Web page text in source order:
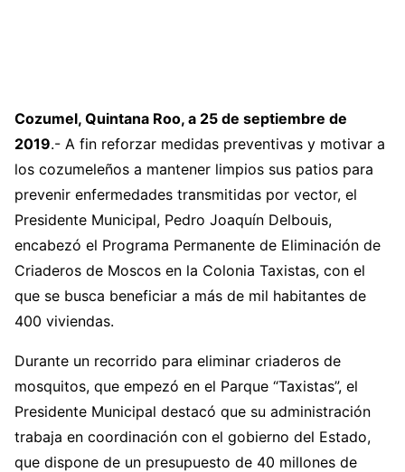
Cozumel, Quintana Roo, a 25 de septiembre de
2019.- A fin reforzar medidas preventivas y motivar a
los cozumeleños a mantener limpios sus patios para
prevenir enfermedades transmitidas por vector, el
Presidente Municipal, Pedro Joaquín Delbouis,
encabezó el Programa Permanente de Eliminación de
Criaderos de Moscos en la Colonia Taxistas, con el
que se busca beneficiar a más de mil habitantes de
400 viviendas.
Durante un recorrido para eliminar criaderos de
mosquitos, que empezó en el Parque “Taxistas”, el
Presidente Municipal destacó que su administración
trabaja en coordinación con el gobierno del Estado,
que dispone de un presupuesto de 40 millones de